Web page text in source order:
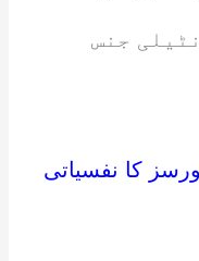
جنس
کا نفسیاتی